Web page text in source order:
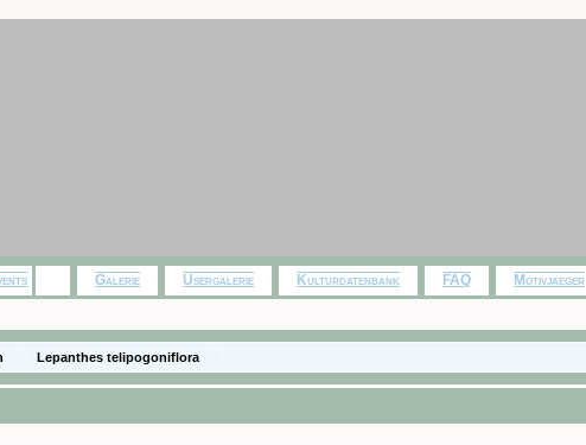
Lepanthes telipogoniflora
Galerie Usergalerie Kulturdatenbank FAQ Motivjaeger